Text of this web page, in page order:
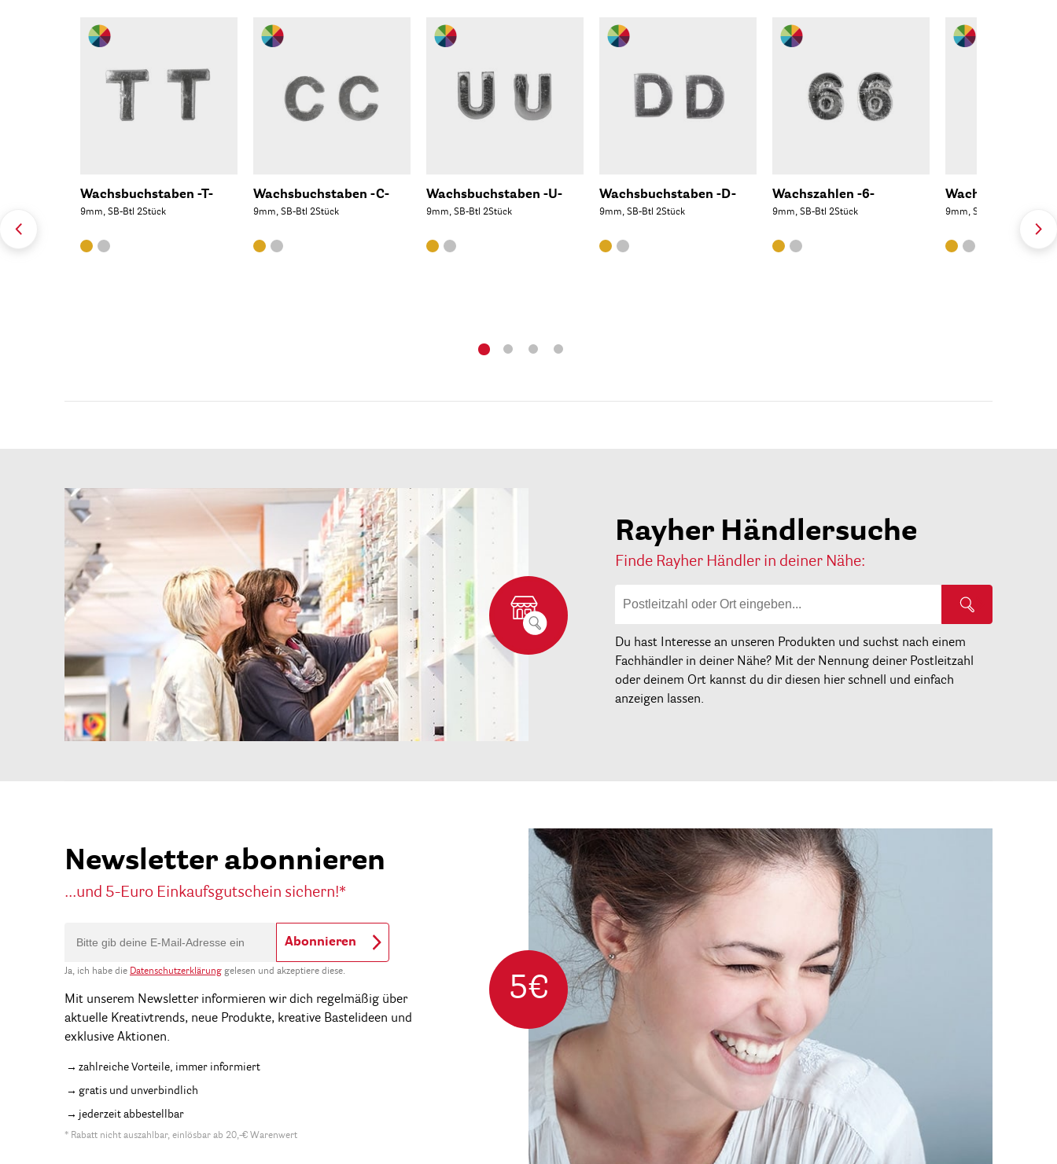
Wachsbuchstaben -T-
9mm, SB-Btl 2Stück
Wachsbuchstaben -C-
9mm, SB-Btl 2Stück
Wachsbuchstaben -U-
9mm, SB-Btl 2Stück
Wachsbuchstaben -D-
9mm, SB-Btl 2Stück
Wachszahlen -6-
9mm, SB-Btl 2Stück
Wachszahlen -3-
9mm, SB-Btl 2Stück
Rayher Händlersuche
Finde Rayher Händler in deiner Nähe:
Du hast Interesse an unseren Produkten und suchst nach einem
Fachhändler in deiner Nähe? Mit der Nennung deiner Postleitzahl
oder deinem Ort kannst du dir diesen hier schnell und einfach
anzeigen lassen.
5€
Newsletter abonnieren
...und 5-Euro Einkaufsgutschein sichern!*
Abonnieren
Ja, ich habe die Datenschutzerklärung gelesen und akzeptiere diese.
Mit unserem Newsletter informieren wir dich regelmäßig über
aktuelle Kreativtrends, neue Produkte, kreative Bastelideen und
exklusive Aktionen.
zahlreiche Vorteile, immer informiert
gratis und unverbindlich
jederzeit abbestellbar
* Rabatt nicht auszahlbar, einlösbar ab 20,-€ Warenwert